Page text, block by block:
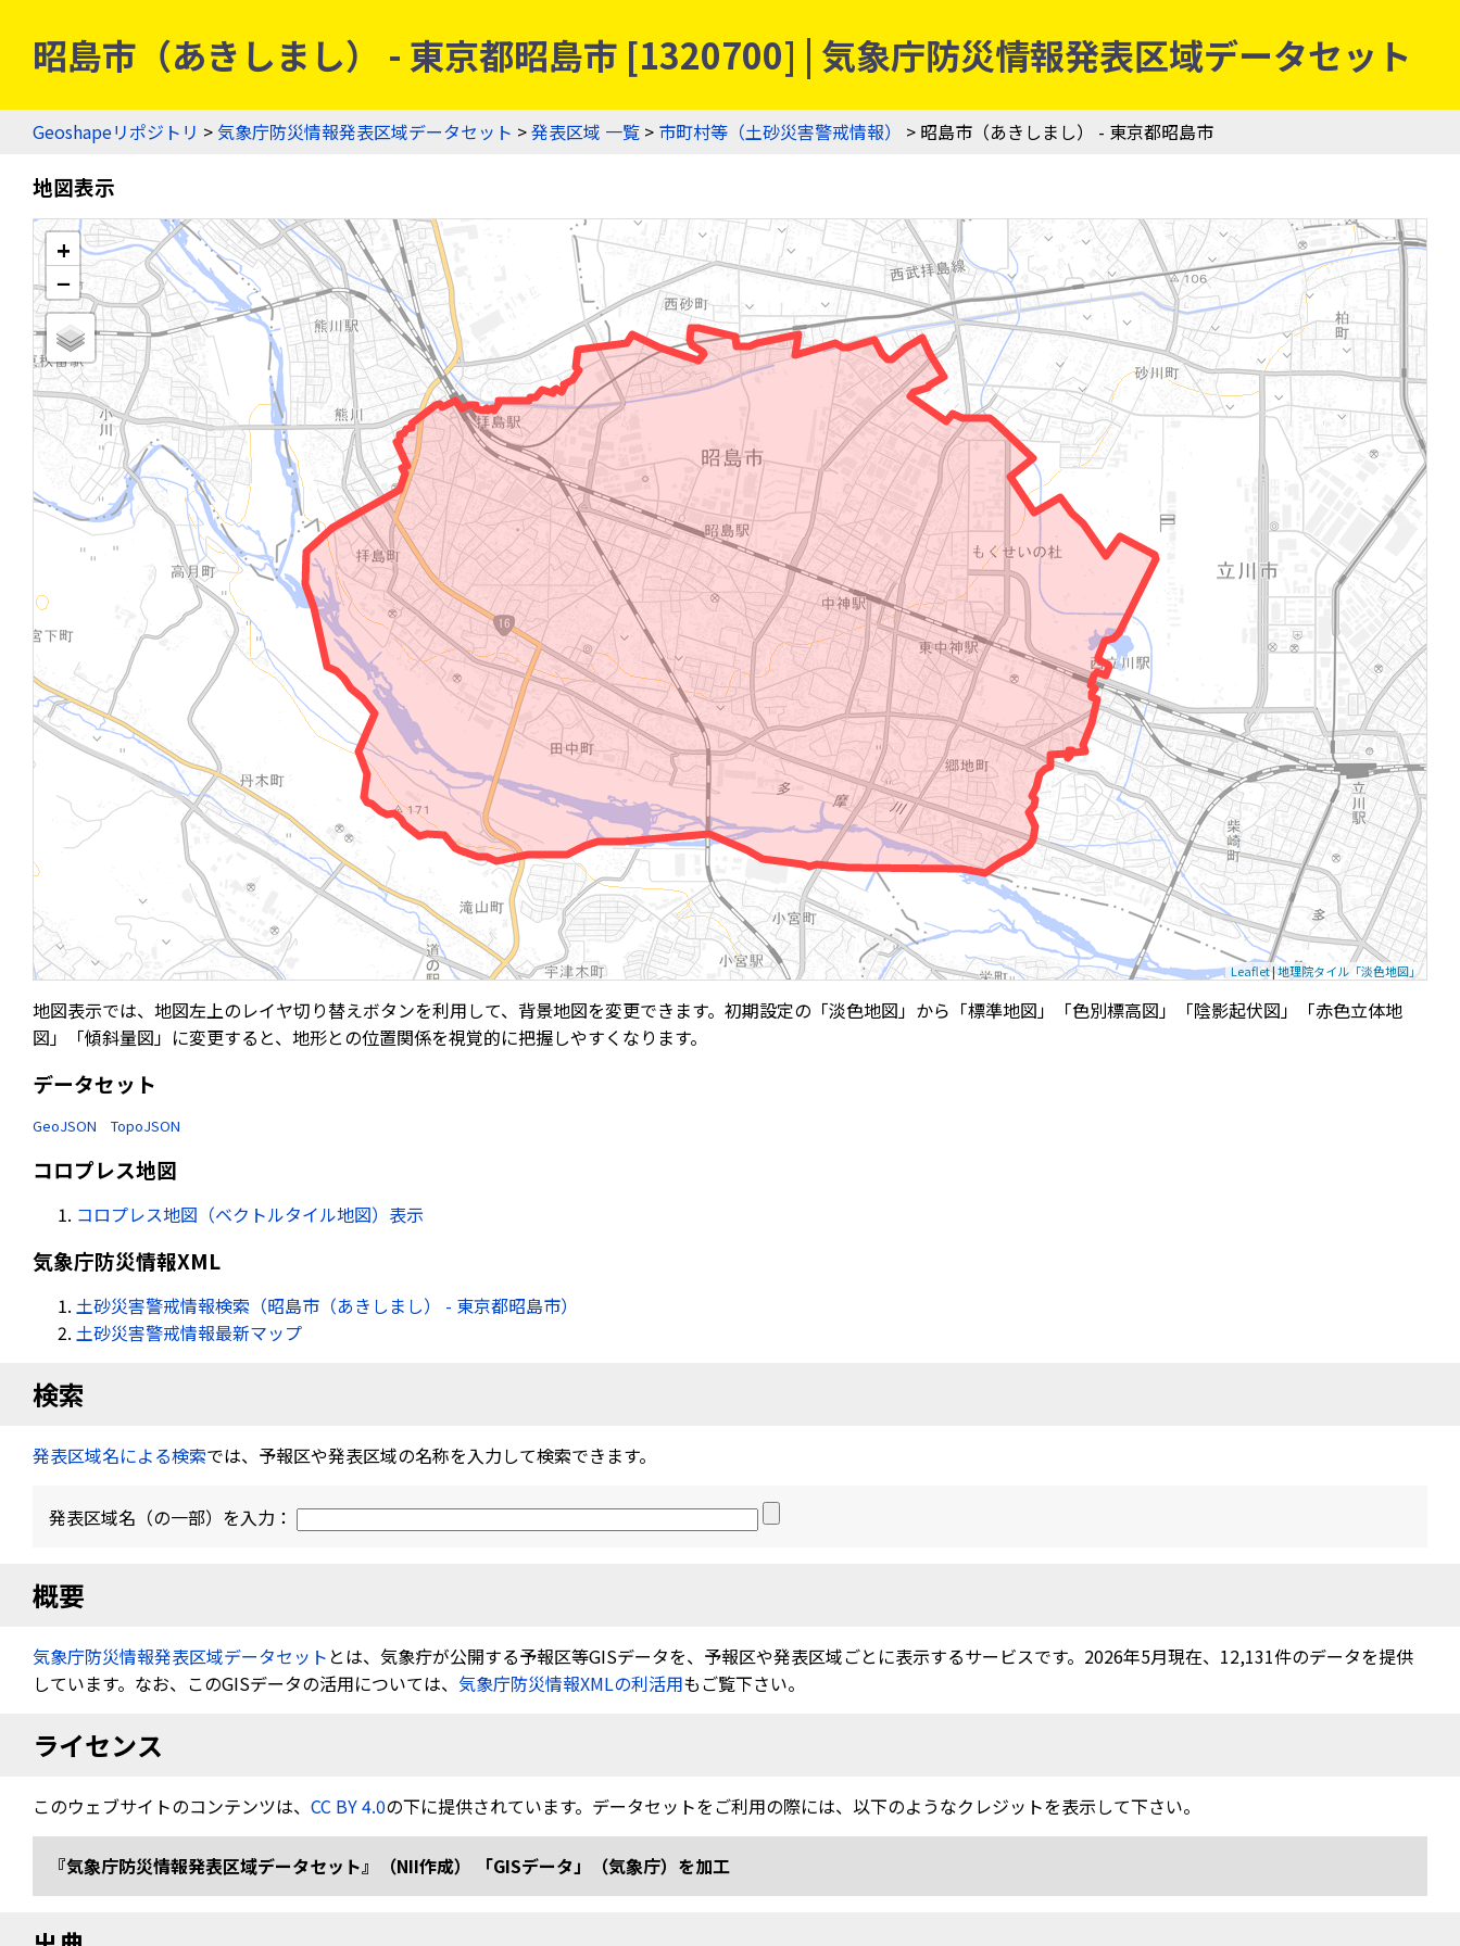
昭島市（あきしまし） - 東京都昭島市 [1320700] | 気象庁防災情報発表区域データセット
Geoshapeリポジトリ >気象庁防災情報発表区域データセット >発表区域 一覧 > 市町村等（土砂災害警戒情報） > 昭島市（あきしまし） - 東京都昭島市
地図表示
+
−
Leaflet|地理院タイル「淡色地図」
地図表示では、地図左上のレイヤ切り替えボタンを利用して、背景地図を変更できます。初期設定の「淡色地図」から「標準地図」「色別標高図」「陰影起伏図」「赤色立体地
図」「傾斜量図」に変更すると、地形との位置関係を視覚的に把握しやすくなります。
データセット
GeoJSON TopoJSON
コロプレス地図
コロプレス地図（ベクトルタイル地図）表示
気象庁防災情報XML
土砂災害警戒情報検索（昭島市（あきしまし） - 東京都昭島市）
土砂災害警戒情報最新マップ
検索
発表区域名による検索では、予報区や発表区域の名称を入力して検索できます。
発表区域名（の一部）を入力：
概要
気象庁防災情報発表区域データセット とは、気象疔が公開する予報区等GISデータを、予報区や発表区域ごとに表示するサービスです。2026年5月現在、12,131件のデータを提供
しています。なお、このGISデータの活用については、 気象庁防災情報XMLの利活用もご覧下さい。
ライセンス
このウェブサイトのコンテンツは、 CC BY 4.0の下に提供されています。データセットをご利用の際には、以下のようなクレジットを表示して下さい。
『気象庁防災情報発表区域データセット』（NII作成） 「GISデータ」（気象庁）を加工